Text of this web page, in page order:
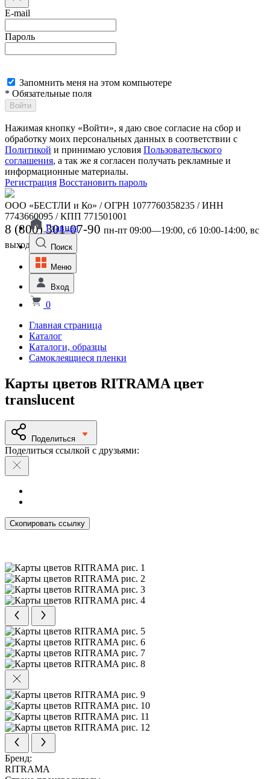
E-mail
Пароль
Запомнить меня на этом компьютере
* Обязательные поля
Войти
Нажимая кнопку «Войти», я даю свое согласие на сбор и
обработку моих персональных данных в соответствии с
Политикой и принимаю условия Пользовательского
соглашения, а так же я согласен получать рекламные и
информационные материалы.
Регистрация Восстановить пароль
ООО «БЕСТЛИ и Ко» / ОГРН 1077760358235 / ИНН
7743660095 / КПП 771501001
8 (800) 301-07-90 пн-пт 09:00—19:00, сб 10:00-14:00, вс
выходной
Главная
Поиск
Меню
Вход
0
Главная страница
Каталог
Каталоги, образцы
Самоклеящиеся пленки
Карты цветов RITRAMA цвет
translucent
Поделиться
Поделиться ссылкой с друзьями:
Скопировать ссылку
Бренд:
RITRAMA